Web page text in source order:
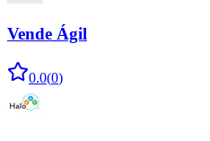
Vende Ágil
0.0(0)